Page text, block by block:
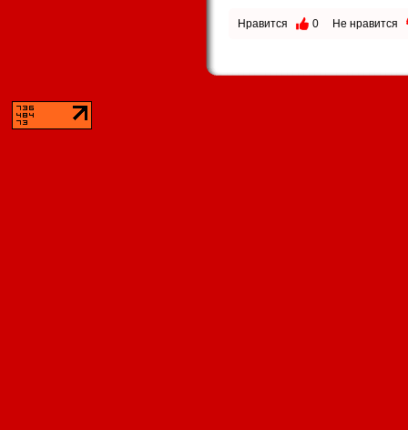
Нравится 0 Не нравится